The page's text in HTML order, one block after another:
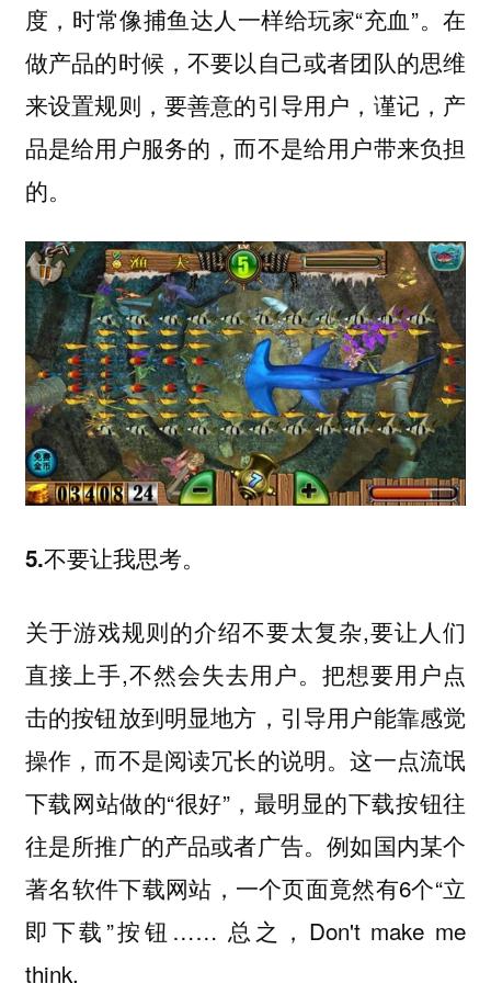
度，时常像捕鱼达人一样给玩家“充血”。在
做产品的时候，不要以自己或者团队的思维
来设置规则，要善意的引导用户，谨记，产
品是给用户服务的，而不是给用户带来负担
的。
5.不要让我思考。
关于游戏规则的介绍不要太复杂,要让人们
直接上手,不然会失去用户。把想要用户点
击的按钮放到明显地方，引导用户能靠感觉
操作，而不是阅读冗长的说明。这一点流氓
下载网站做的“很好”，最明显的下载按钮往
往是所推广的产品或者广告。例如国内某个
著名软件下载网站，一个页面竟然有6个“立
即下载”按钮…… 总之，Don't make me
think.